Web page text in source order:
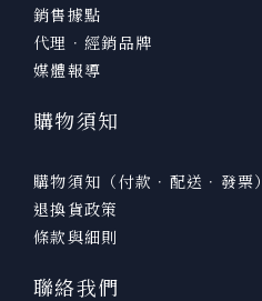
銷售據點
代理．經銷品牌
媒體報導
購物須知
購物須知（付款．配送．發票）
退換貨政策
條款與細則
聯絡我們